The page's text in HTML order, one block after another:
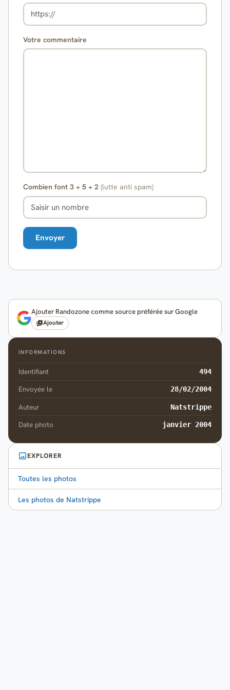
Votre commentaire
Combien font 3 + 5 + 2 (lutte anti spam)
Ajouter Randozone comme source préférée sur Google
Ajouter
INFORMATIONS
Identifiant 494
Envoyée le 28/02/2004
Auteur Natstrippe
Date photo janvier 2004
EXPLORER
Toutes les photos
Les photos de Natstrippe